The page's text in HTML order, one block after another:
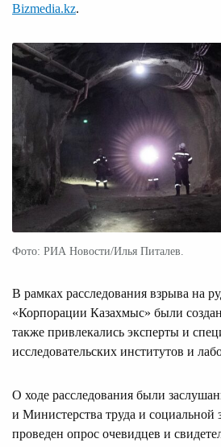
Bizmedia.kz.
Фото: РИА Новости/Илья Питалев.
В рамках расследования взрыва на
«Корпорации Казахмыс» были
также привлекались эксперты и
исследовательских институтов и
О ходе расследования были
и Министерства труда и
проведен опрос очевидцев и